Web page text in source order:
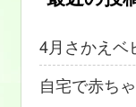
4月さかえベ
自宅で赤ち